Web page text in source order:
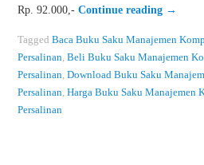
Rp. 92.000,- Continue reading →
Tagged Baca Buku Saku Manajemen
Persalinan Beli Buku Saku Manajemen
Persalinan Download Buku Saku
Persalinan Harga Buku Saku Manajemen
Persalinan